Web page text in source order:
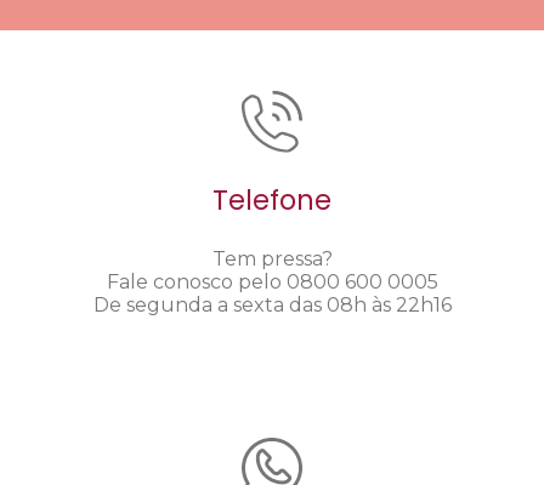
Telefone
Tem pressa?
Fale conosco pelo 0800 600 0005
De segunda a sexta das 08h às 22h16